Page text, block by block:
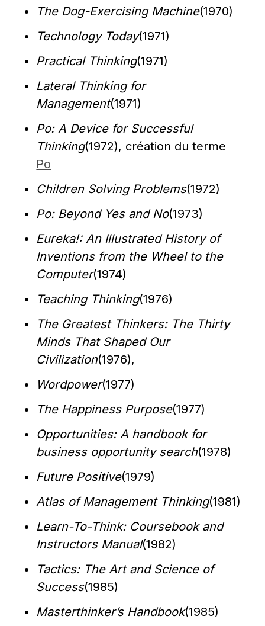
The Dog-Exercising Machine(1970)
Technology Today(1971)
Practical Thinking(1971)
Lateral Thinking for
Management(1971)
Po: A Device for Successful
Thinking(1972), création du terme
Po
Children Solving Problems(1972)
Po: Beyond Yes and No(1973)
Eureka!: An Illustrated History of
Inventions from the Wheel to the
Computer(1974)
Teaching Thinking(1976)
The Greatest Thinkers: The Thirty
Minds That Shaped Our
Civilization(1976),
Wordpower(1977)
The Happiness Purpose(1977)
Opportunities: A handbook for
business opportunity search(1978)
Future Positive(1979)
Atlas of Management Thinking(1981)
Learn-To-Think: Coursebook and
Instructors Manual(1982)
Tactics: The Art and Science of
Success(1985)
Masterthinker’s Handbook(1985)